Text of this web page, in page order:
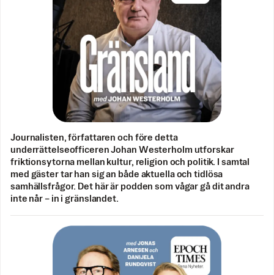
Journalisten, författaren och före detta
underrättelseofficeren Johan Westerholm utforskar
friktionsytorna mellan kultur, religion och politik. I samtal
med gäster tar han sig an både aktuella och tidlösa
samhällsfrågor. Det här är podden som vågar gå dit andra
inte når – in i gränslandet.